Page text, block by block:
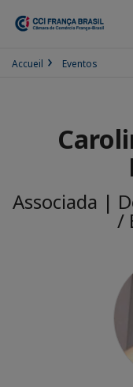
Accueil Eventos
Associada |
/